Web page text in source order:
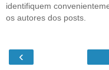
identifiquem
os autores dos posts.
‹